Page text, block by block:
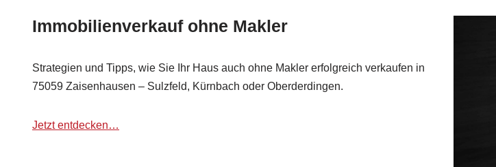
Immobilienverkauf ohne Makler
Strategien und Tipps, wie Sie Ihr Haus auch ohne Makler erfolgreich verkaufen in
75059 Zaisenhausen – Sulzfeld, Kürnbach oder Oberderdingen.
Jetzt entdecken…